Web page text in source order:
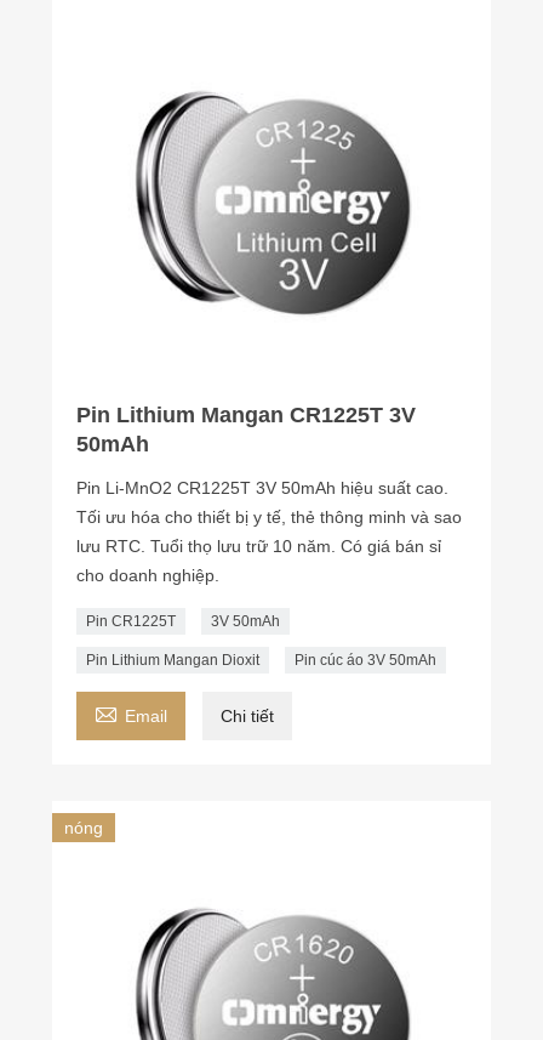
Pin Lithium Mangan CR1225T 3V
50mAh
Pin Li-MnO2 CR1225T 3V 50mAh hiệu suất cao.
Tối ưu hóa cho thiết bị y tế, thẻ thông minh và sao
lưu RTC. Tuổi thọ lưu trữ 10 năm. Có giá bán sỉ
cho doanh nghiệp.
Pin CR1225T 3V 50mAh
Pin Lithium Mangan Dioxit Pin cúc áo 3V 50mAh
 Email Chi tiết
nóng